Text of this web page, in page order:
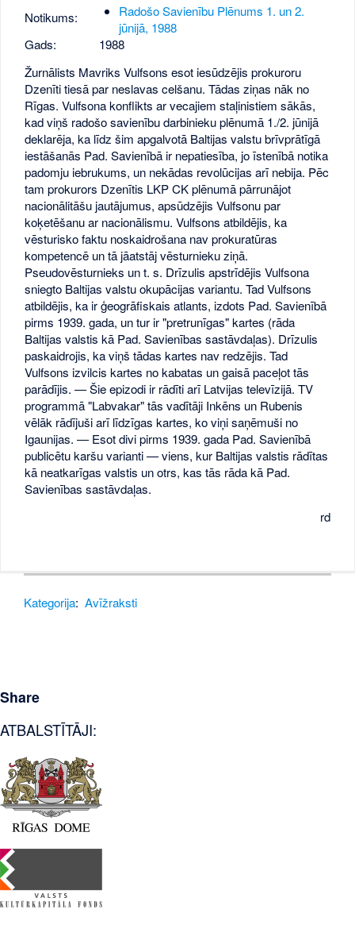
Notikums:
Radošo Savienību Plēnums 1. un 2.
jūnijā, 1988
Gads:
1988
Žurnālists Mavriks Vulfsons esot iesūdzējis prokuroru
Dzenīti tiesā par neslavas celšanu. Tādas ziņas nāk no
Rīgas. Vulfsona konflikts ar vecajiem staļinistiem sākās,
kad viņš radošo savienību darbinieku plēnumā 1./2. jūnijā
deklarēja, ka līdz šim apgalvotā Baltijas valstu brīvprātīgā
iestāšanās Pad. Savienībā ir nepatiesība, jo īstenībā notika
padomju iebrukums, un nekādas revolūcijas arī nebija. Pēc
tam prokurors Dzenītis LKP CK plēnumā pārrunājot
nacionālitāšu jautājumus, apsūdzējis Vulfsonu par
koķetēšanu ar nacionālismu. Vulfsons atbildējis, ka
vēsturisko faktu noskaidrošana nav prokuratūras
kompetencē un tā jāatstāj vēsturnieku ziņā.
Pseudovēsturnieks un t. s. Drīzulis apstrīdējis Vulfsona
sniegto Baltijas valstu okupācijas variantu. Tad Vulfsons
atbildējis, ka ir ģeogrāfiskais atlants, izdots Pad. Savienībā
pirms 1939. gada, un tur ir "pretrunīgas" kartes (rāda
Baltijas valstis kā Pad. Savienības sastāvdaļas). Drīzulis
paskaidrojis, ka viņš tādas kartes nav redzējis. Tad
Vulfsons izvilcis kartes no kabatas un gaisā paceļot tās
parādījis. — Šie epizodi ir rādīti arī Latvijas televīzijā. TV
programmā "Labvakar" tās vadītāji Inkēns un Rubenis
vēlāk rādījuši arī līdzīgas kartes, ko viņi saņēmuši no
Igaunijas. — Esot divi pirms 1939. gada Pad. Savienībā
publicētu karšu varianti — viens, kur Baltijas valstis rādītas
kā neatkarīgas valstis un otrs, kas tās rāda kā Pad.
Savienības sastāvdaļas.
rd
Kategorija: Avīžraksti
Share
ATBALSTĪTĀJI: